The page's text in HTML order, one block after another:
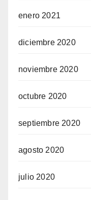
enero 2021
diciembre 2020
noviembre 2020
octubre 2020
septiembre 2020
agosto 2020
julio 2020